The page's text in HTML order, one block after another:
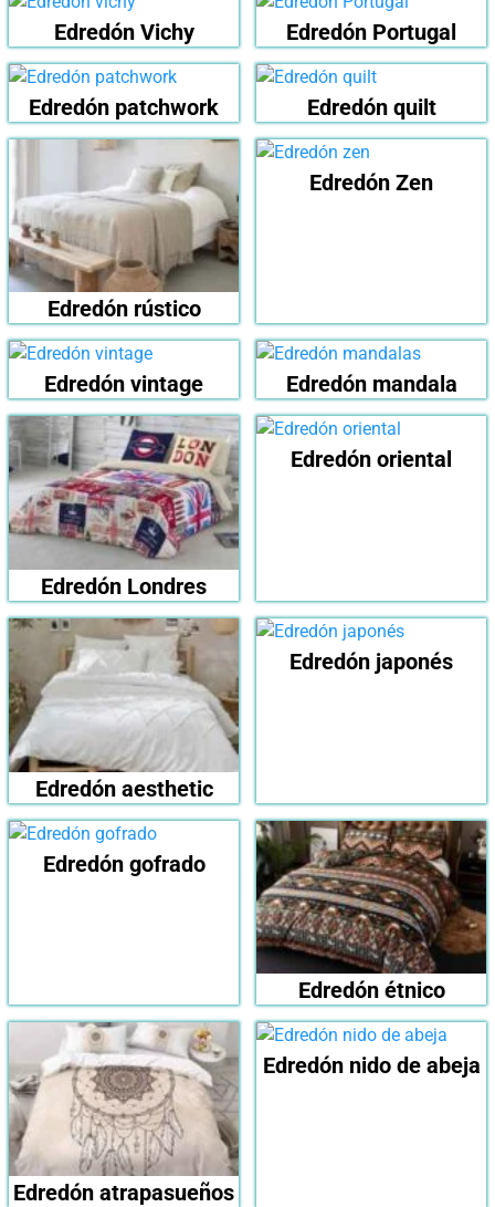
Edredón Vichy Edredón Portugal
Edredón patchwork Edredón quilt
Edredón rústico
Edredón Zen
Edredón vintage Edredón mandala
Edredón Londres
Edredón oriental
Edredón aesthetic
Edredón japonés
Edredón gofrado
Edredón étnico
Edredón atrapasueños
Edredón nido de abeja